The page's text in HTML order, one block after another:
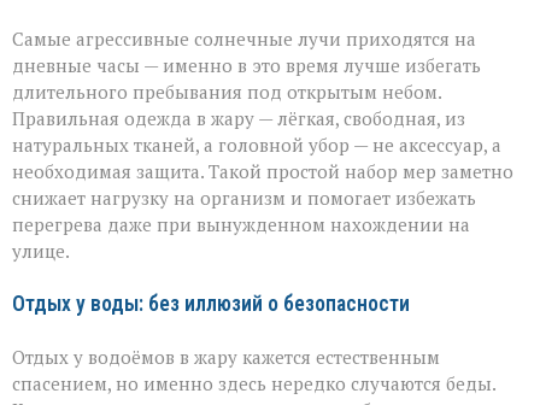
Самые агрессивные солнечные лучи приходятся на
дневные часы — именно в это время лучше избегать
длительного пребывания под открытым небом.
Правильная одежда в жару — лёгкая, свободная, из
натуральных тканей, а головной убор — не аксессуар, а
необходимая защита. Такой простой набор мер заметно
снижает нагрузку на организм и помогает избежать
перегрева даже при вынужденном нахождении на
улице.
Отдых у воды: без иллюзий о безопасности
Отдых у водоёмов в жару кажется естественным
спасением, но именно здесь нередко случаются беды.